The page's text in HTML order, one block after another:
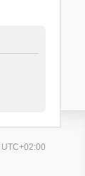
UTC+02:00